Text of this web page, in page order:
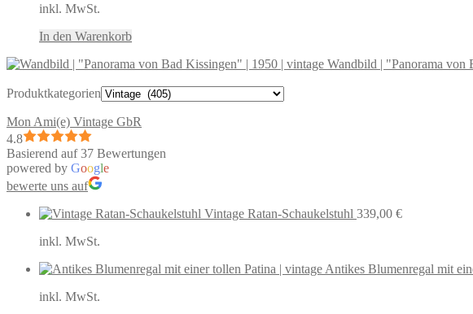
inkl. MwSt.
In den Warenkorb
Wandbild | "Panorama von
Produktkategorien
Mon Ami(e) Vintage GbR
4.8
Basierend auf 37 Bewertungen
powered by Google
bewerte uns auf
Vintage Ratan-Schaukelstuhl 339,00 €
inkl. MwSt.
Antikes Blumenregal mit
inkl. MwSt.